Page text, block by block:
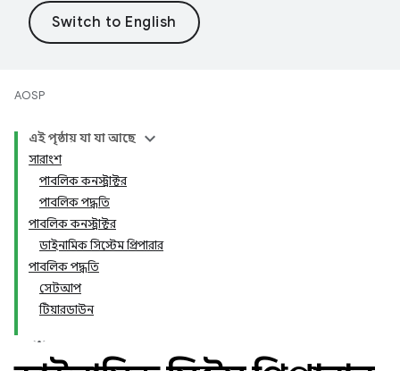
AOSP
এই পৃষ্ঠায় যা যা আছে
সারাংশ
পাবলিক কনস্ট্রাক্টর
পাবলিক পদ্ধতি
পাবলিক কনস্ট্রাক্টর
ডাইনামিক সিস্টেম প্রিপারার
পাবলিক পদ্ধতি
সেটআপ
টিয়ারডাউন